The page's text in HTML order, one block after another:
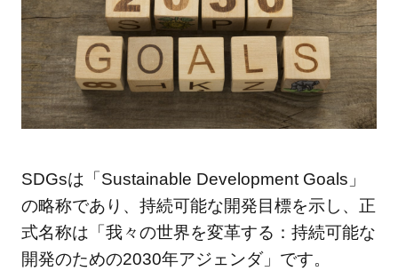
は？
簡単
に解
説
1.1
前身
アム開発
目標
（MDGs）
1.2
日本
SDGsは「Sustainable Development Goals」
の略称であり、持続可能な開発目標を示し、正
式名称は「我々の世界を変革する：持続可能な
開発のための2030年アジェンダ」です。